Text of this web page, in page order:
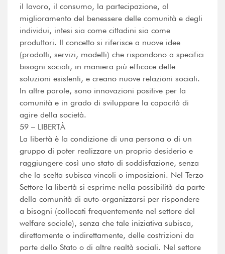
il lavoro, il consumo, la partecipazione, al
miglioramento del benessere delle comunità e degli
individui, intesi sia come cittadini sia come
produttori. Il concetto si riferisce a nuove idee
(prodotti, servizi, modelli) che rispondono a specifici
bisogni sociali, in maniera più efficace delle
soluzioni esistenti, e creano nuove relazioni sociali.
In altre parole, sono innovazioni positive per la
comunità e in grado di sviluppare la capacità di
agire della società.
59 – LIBERTÀ
La libertà è la condizione di una persona o di un
gruppo di poter realizzare un proprio desiderio e
raggiungere così uno stato di soddisfazione, senza
che la scelta subisca vincoli o imposizioni. Nel Terzo
Settore la libertà si esprime nella possibilità da parte
della comunità di auto-organizzarsi per rispondere
a bisogni (collocati frequentemente nel settore del
welfare sociale), senza che tale iniziativa subisca,
direttamente o indirettamente, delle costrizioni da
parte dello Stato o di altre realtà sociali. Nel settore